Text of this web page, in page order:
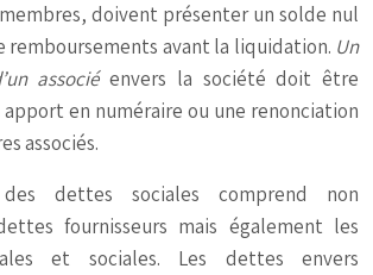
doivent présenter un solde nul
remboursements avant la liquidation. Un
associé envers la société doit être
en numéraire ou une renonciation
associés.
dettes sociales comprend non
fournisseurs mais également les
et sociales. Les dettes envers